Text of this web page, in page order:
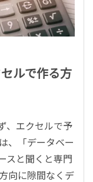
ルで作る方
、エクセルで予
、「データベー
スと聞くと専門
向に隙間なくデ